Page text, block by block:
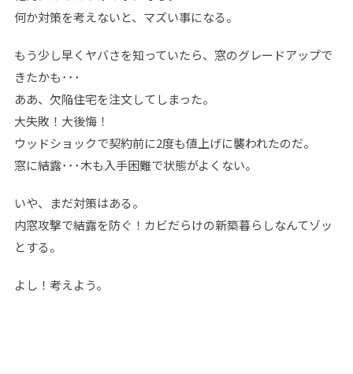
何か対策を考えないと、マズい事になる。
もう少し早くヤバさを知っていたら、窓のグレードアップで
きたかも･･･
ああ、欠陥住宅を注文してしまった。
大失敗！大後悔！
ウッドショックで契約前に2度も値上げに襲われたのだ。
窓に結露･･･木も入手困難で状態がよくない。
いや、まだ対策はある。
内窓攻撃で結露を防ぐ！カビだらけの新築暮らしなんてゾッ
とする。
よし！考えよう。